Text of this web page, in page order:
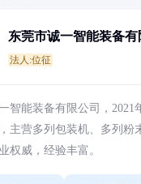
东莞市诚一智能装备有
法人:位征
智能装备有限公司，2021
主营多列包装机、多列粉
权威，经验丰富。